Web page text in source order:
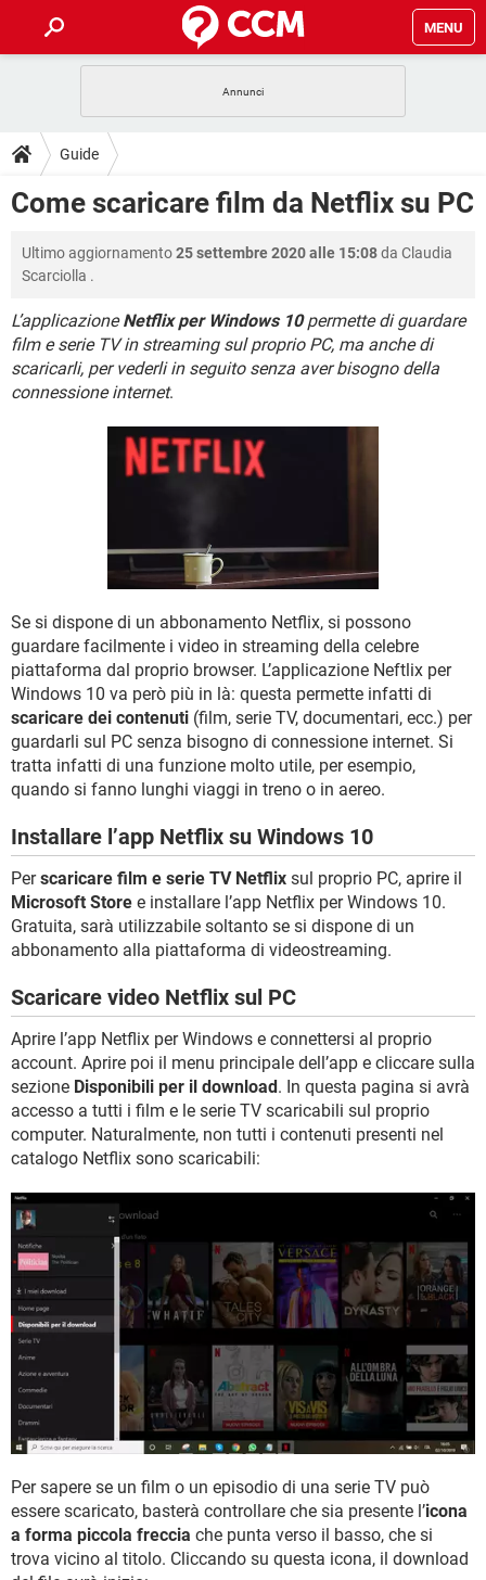
MENU
INTRATTENIMENTO
iOS WINDOWS 10
TIKTOK
GUIDE
COVID-19
INTRATTENIMENTO ANDROID
iOS WINDOWS 10
TIKTOK FACEBOOK
HARDWARE
DOWNLOAD
INTRATTENIMENTO
INSTAGRAM WHATSAPP
FORUM
INTRATTENIMENTO ANDROID
iOS WINDOWS 10
INSTAGRAM
FACEBOOK
COVID-19 GAMING
INTRATTENIMENTO
WHATSAPP
Guide
Come scaricare film da Netflix su PC
Ultimo aggiornamento25 settembre 2020 alle 15:08da Claudia
Scarciolla .
L’applicazioneNetflix per Windows 10permette di guardare
film e serie TV in streaming sul proprio PC, ma anche di
scaricarli, per vederli in seguito senza aver bisogno della
connessione internet.
Se si dispone di un abbonamento Netflix, si possono
guardare facilmente i video in streaming della celebre
piattaforma dal proprio browser. L’applicazione Neftlix per
Windows 10 va però più in là: questa permette infatti di
scaricare dei contenuti (film, serie TV, documentari, ecc.) per
guardarli sul PC senza bisogno di connessione internet. Si
tratta infatti di una funzione molto utile, per esempio,
quando si fanno lunghi viaggi in treno o in aereo.
Installare l’app Netflix su Windows 10
Perscaricare film e serie TV Netflix sul proprio PC, aprire il
Microsoft Store e installare l’app Netflix per Windows 10.
Gratuita, sarà utilizzabile soltanto se si dispone di un
abbonamento alla piattaforma di videostreaming.
Scaricare video Netflix sul PC
Aprire l’app Netflix per Windows e connettersi al proprio
account. Aprire poi il menu principale dell’app e cliccare sulla
sezione Disponibili per il download. In questa pagina si avrà
accesso a tutti i film e le serie TV scaricabili sul proprio
computer. Naturalmente, non tutti i contenuti presenti nel
catalogo Netflix sono scaricabili:
Per sapere se un film o un episodio di una serie TV può
essere scaricato, basterà controllare che sia presente l’icona
a forma piccola freccia che punta verso il basso, che si
trova vicino al titolo. Cliccando su questa icona, il download